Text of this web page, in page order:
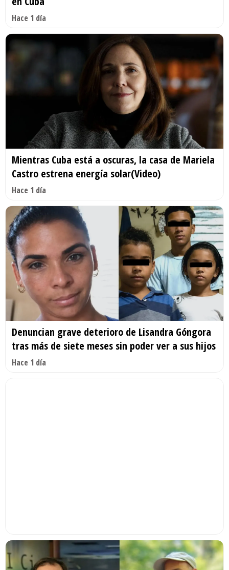
Hace 1 día
Mientras Cuba está a oscuras, la casa de Mariela
Castro estrena energía solar(Video)
Hace 1 día
Denuncian grave deterioro de Lisandra Góngora
tras más de siete meses sin poder ver a sus hijos
Hace 1 día